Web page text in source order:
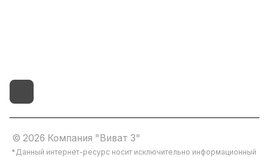
© 2026 Компания "Виват 3"
*Данный интернет-ресурс носит исключительно информационный